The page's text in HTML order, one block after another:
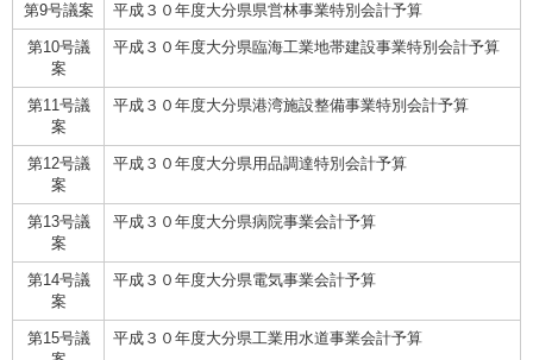
第9号議案 平成３０年度大分県県営林事業特別会計予算
第10号議
案
平成３０年度大分県臨海工業地帯建設事業特別会計予算
第11号議
案
平成３０年度大分県港湾施設整備事業特別会計予算
第12号議
案
平成３０年度大分県用品調達特別会計予算
第13号議
案
平成３０年度大分県病院事業会計予算
第14号議
案
平成３０年度大分県電気事業会計予算
第15号議
平成３０年度大分県工業用水道事業会計予算